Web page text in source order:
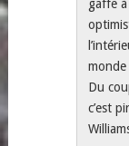
gaffe à
monde
Du
c’est